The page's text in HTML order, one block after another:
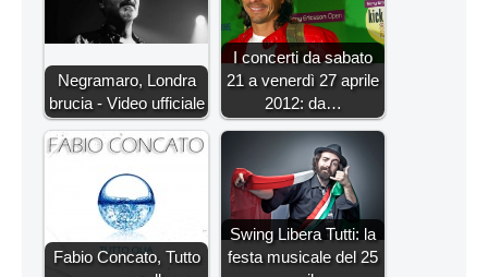
Negramaro, Londra
brucia - Video ufficiale
I concerti da sabato
21 a venerdì 27 aprile
2012: da…
Fabio Concato, Tutto
Swing Libera Tutti: la
festa musicale del 25